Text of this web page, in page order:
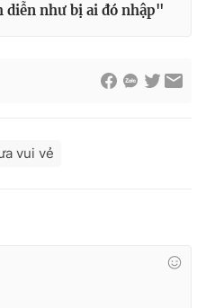
nếu không có sự chấp
như bị ai đó nhập"
vui vẻ